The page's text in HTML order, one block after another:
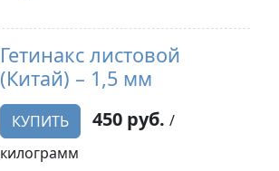
Гетинакс листовой
(Китай) – 1,5 мм
КУПИТЬ 450 руб. /
килограмм